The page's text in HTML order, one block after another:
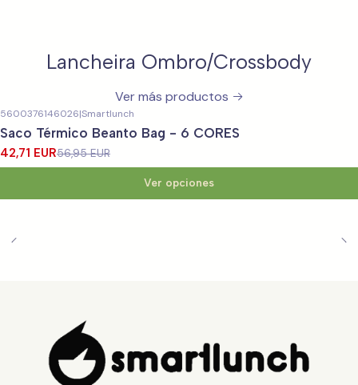
Lancheira Ombro/Crossbody
Ver más productos
5600376146026|Smartlunch
Saco Térmico Beanto Bag - 6 CORES
42,71 EUR56,95 EUR
Ver opciones